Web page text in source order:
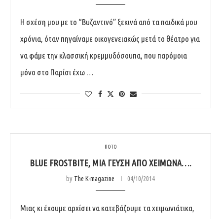
Η σχέση μου με το “Βυζαντινό” ξεκινά από τα παιδικά μου
χρόνια, όταν πηγαίναμε οικογενειακώς μετά το θέατρο για
να φάμε την κλασσική κρεμμυδόσουπα, που παρόμοια
μόνο στο Παρίσι έχω …
ΠΟΤΟ
BLUE FROSTBITE, ΜΊΑ ΓΕΎΣΗ ΑΠΌ ΧΕΙΜΏΝΑ….
by The K-magazine 04/10/2014
Μιας κι έχουμε αρχίσει να κατεβάζουμε τα χειμωνιάτικα,